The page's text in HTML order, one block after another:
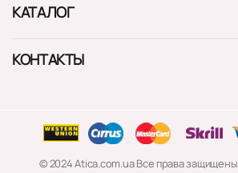
КАТАЛОГ
КОНТАКТЫ
© 2024 Atica.com.ua Все права защищены